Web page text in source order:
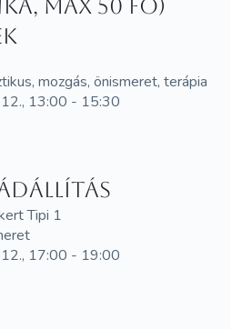
max 50 fő)
mozgás, önismeret, terápia
13:00 - 15:30
Tipi 1
17:00 - 19:00